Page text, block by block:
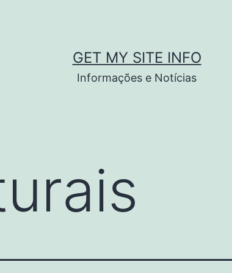
GET MY SITE INFO
Informações e Notícias